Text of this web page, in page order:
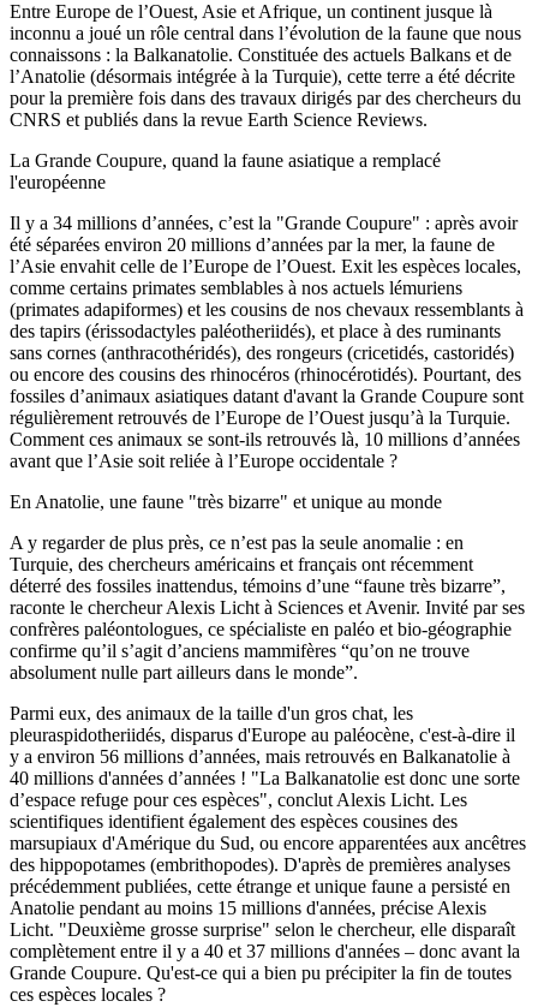
Entre Europe de l’Ouest, Asie et Afrique, un continent jusque là
inconnu a joué un rôle central dans l’évolution de la faune que nous
connaissons : la Balkanatolie. Constituée des actuels Balkans et de
l’Anatolie (désormais intégrée à la Turquie), cette terre a été décrite
pour la première fois dans des travaux dirigés par des chercheurs du
CNRS et publiés dans la revue Earth Science Reviews.
La Grande Coupure, quand la faune asiatique a remplacé
l'européenne
Il y a 34 millions d’années, c’est la "Grande Coupure" : après avoir
été séparées environ 20 millions d’années par la mer, la faune de
l’Asie envahit celle de l’Europe de l’Ouest. Exit les espèces locales,
comme certains primates semblables à nos actuels lémuriens
(primates adapiformes) et les cousins de nos chevaux ressemblants à
des tapirs (érissodactyles paléotheriidés), et place à des ruminants
sans cornes (anthracothéridés), des rongeurs (cricetidés, castoridés)
ou encore des cousins des rhinocéros (rhinocérotidés). Pourtant, des
fossiles d’animaux asiatiques datant d'avant la Grande Coupure sont
régulièrement retrouvés de l’Europe de l’Ouest jusqu’à la Turquie.
Comment ces animaux se sont-ils retrouvés là, 10 millions d’années
avant que l’Asie soit reliée à l’Europe occidentale ?
En Anatolie, une faune "très bizarre" et unique au monde
A y regarder de plus près, ce n’est pas la seule anomalie : en
Turquie, des chercheurs américains et français ont récemment
déterré des fossiles inattendus, témoins d’une “faune très bizarre”,
raconte le chercheur Alexis Licht à Sciences et Avenir. Invité par ses
confrères paléontologues, ce spécialiste en paléo et bio-géographie
confirme qu’il s’agit d’anciens mammifères “qu’on ne trouve
absolument nulle part ailleurs dans le monde”.
Parmi eux, des animaux de la taille d'un gros chat, les
pleuraspidotheriidés, disparus d'Europe au paléocène, c'est-à-dire il
y a environ 56 millions d’années, mais retrouvés en Balkanatolie à
40 millions d'années d’années ! "La Balkanatolie est donc une sorte
d’espace refuge pour ces espèces", conclut Alexis Licht. Les
scientifiques identifient également des espèces cousines des
marsupiaux d'Amérique du Sud, ou encore apparentées aux ancêtres
des hippopotames (embrithopodes). D'après de premières analyses
précédemment publiées, cette étrange et unique faune a persisté en
Anatolie pendant au moins 15 millions d'années, précise Alexis
Licht. "Deuxième grosse surprise" selon le chercheur, elle disparaît
complètement entre il y a 40 et 37 millions d'années – donc avant la
Grande Coupure. Qu'est-ce qui a bien pu précipiter la fin de toutes
ces espèces locales ?